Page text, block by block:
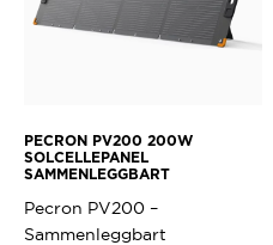
PECRON PV200 200W
SOLCELLEPANEL
SAMMENLEGGBART
Pecron PV200 –
Sammenleggbart